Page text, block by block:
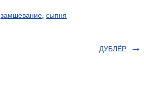
замшевание сыпня
ДУБЛЁР